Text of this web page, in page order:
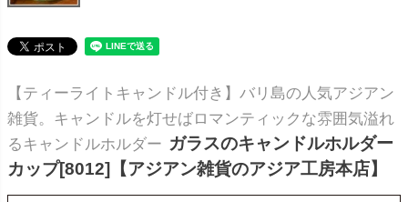
【ティーライトキャンドル付き】バリ島の人気アジアン
雑貨。キャンドルを灯せばロマンティックな雰囲気溢れ
るキャンドルホルダー ガラスのキャンドルホルダー
カップ[8012]【アジアン雑貨のアジア工房本店】